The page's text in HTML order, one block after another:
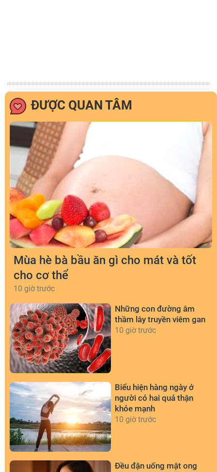
ĐƯỢC QUAN TÂM
Mùa hè bà bầu ăn gì cho mát và tốt
cho cơ thể
10 giờ trước
Những con đường âm
thầm lây truyền viêm gan
10 giờ trước
Biểu hiện hàng ngày ở
người có hai quả thận
khỏe mạnh
10 giờ trước
Đều đặn uống mật ong